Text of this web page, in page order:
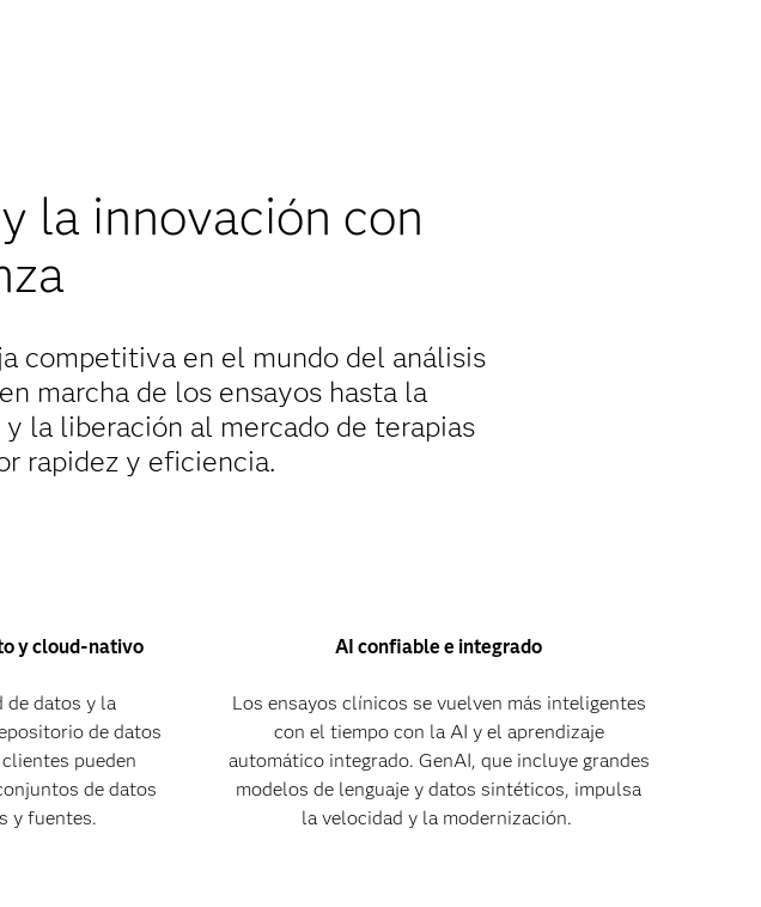
la innovación con
competitiva en el mundo del análisis
marcha de los ensayos hasta la
la liberación al mercado de terapias
rapidez y eficiencia.
y cloud-nativo
de datos y la
de datos
pueden
de datos
y fuentes.
AI confiable e integrado
Los ensayos clínicos se vuelven más inteligentes
con el tiempo con la AI y el aprendizaje
automático integrado. GenAI, que incluye grandes
modelos de lenguaje y datos sintéticos, impulsa
la velocidad y la modernización.